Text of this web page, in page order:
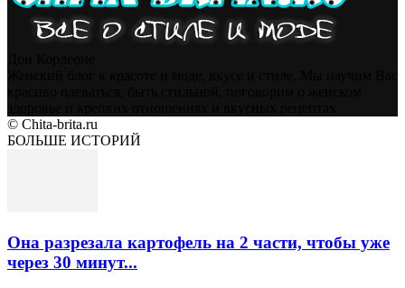
© Chita-brita.ru
БОЛЬШЕ ИСТОРИЙ
Она разрезала картофель на 2 части, чтобы уже
через 30 минут...